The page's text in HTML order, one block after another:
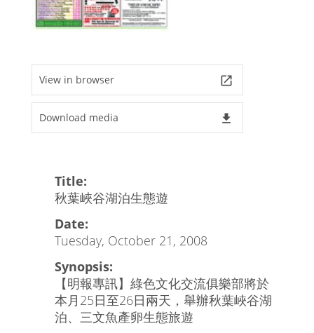
View in browser launch
Download media file_download
Title:
秋葉峽谷湖泊生態遊
Date:
Tuesday, October 21, 2008
Synopsis:
【明報專訊】綠色文化交流俱樂部將於
本月25日至26日兩天，舉辦秋葉峽谷湖
泊、三文魚產卵生態旅遊